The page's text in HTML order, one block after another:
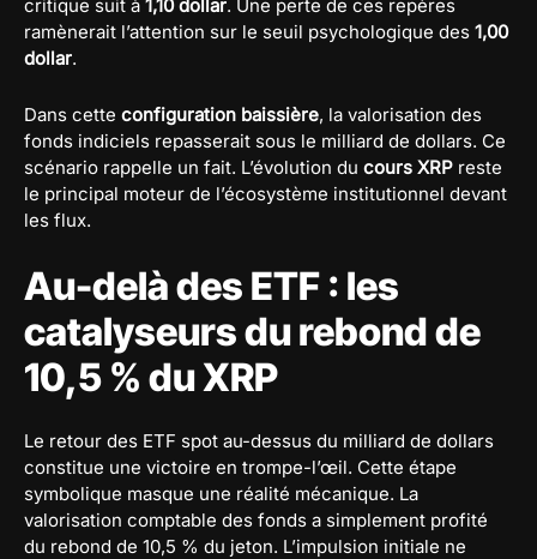
critique suit à 1,10 dollar. Une perte de ces repères
ramènerait l’attention sur le seuil psychologique des 1,00
dollar.
Dans cette configuration baissière, la valorisation des
fonds indiciels repasserait sous le milliard de dollars. Ce
scénario rappelle un fait. L’évolution du cours XRP reste
le principal moteur de l’écosystème institutionnel devant
les flux.
Au-delà des ETF : les
catalyseurs du rebond de
10,5 % du XRP
Le retour des ETF spot au-dessus du milliard de dollars
constitue une victoire en trompe-l’œil. Cette étape
symbolique masque une réalité mécanique. La
valorisation comptable des fonds a simplement profité
du rebond de 10,5 % du jeton. L’impulsion initiale ne